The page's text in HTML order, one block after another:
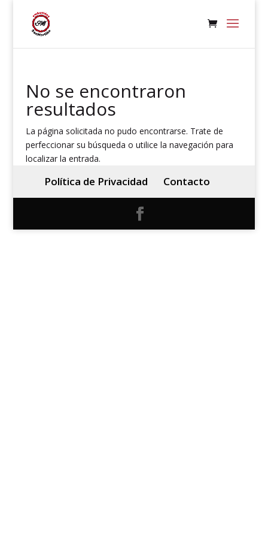
No se encontraron
resultados
La página solicitada no pudo encontrarse. Trate de
perfeccionar su búsqueda o utilice la navegación para
localizar la entrada.
Política de Privacidad Contacto